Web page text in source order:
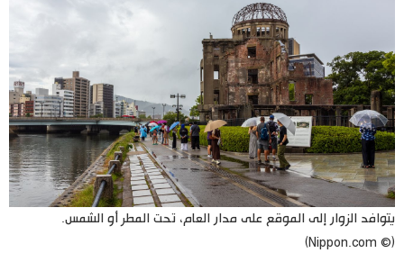
يتوافد الزوار إلى الموقع على مدار العام، تحت المطر أو الشمس.
(© Nippon.com)